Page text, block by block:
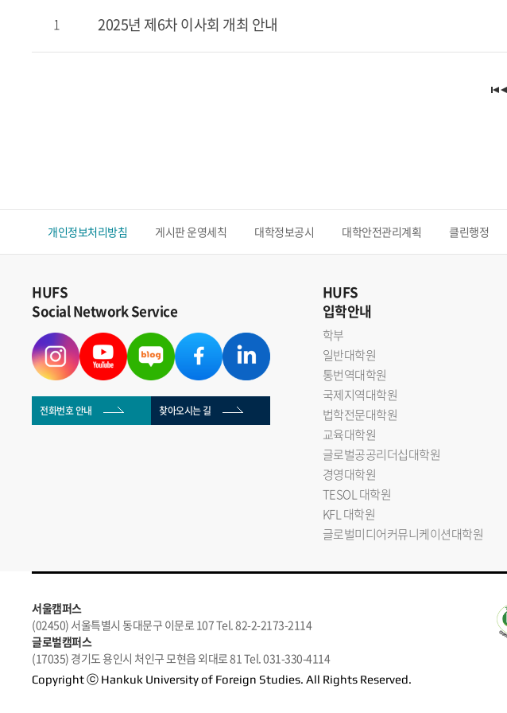
1 2025년 제6차 이사회 개최 안내
개인정보처리방침 게시판 운영세칙 대학정보공시 대학안전관리계획 클린행정
HUFS
Social Network Service
전화번호 안내 찾아오시는 길
HUFS
입학안내
학부
일반대학원
통번역대학원
국제지역대학원
법학전문대학원
교육대학원
글로벌공공리더십대학원
경영대학원
TESOL 대학원
KFL 대학원
글로벌미디어커뮤니케이션대학원
서울캠퍼스
(02450) 서울특별시 동대문구 이문로 107 Tel. 82-2-2173-2114
글로벌캠퍼스
(17035) 경기도 용인시 처인구 모현읍 외대로 81 Tel. 031-330-4114
Copyright ⓒ Hankuk University of Foreign Studies. All Rights Reserved.